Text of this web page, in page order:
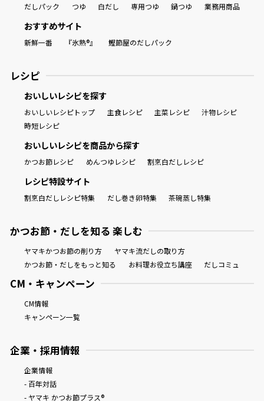
だしパック
つゆ 白だし 専用つゆ 鍋つゆ 業務用商品
おすすめサイト
新鮮一番 『氷熟®』 鰹節屋のだしパック
レシピ
おいしいレシピを探す
おいしいレシピトップ 主食レシピ 主菜レシピ
汁物レシピ
時短レシピ
おいしいレシピを商品から探す
かつお節レシピ めんつゆレシピ 割烹白だしレシピ
レシピ特設サイト
割烹白だしレシピ特集 だし巻き卵特集 茶碗蒸し特集
かつお節・だしを知る 楽しむ
ヤマキかつお節の削り方
ヤマキ流だしの取り方
かつお節・だしをもっと知る
お料理お役立ち講座 だしコミュ
CM・キャンペーン
CM情報
キャンペーン一覧
企業・採用情報
企業情報
- 百年対話
- ヤマキ かつお節プラス®